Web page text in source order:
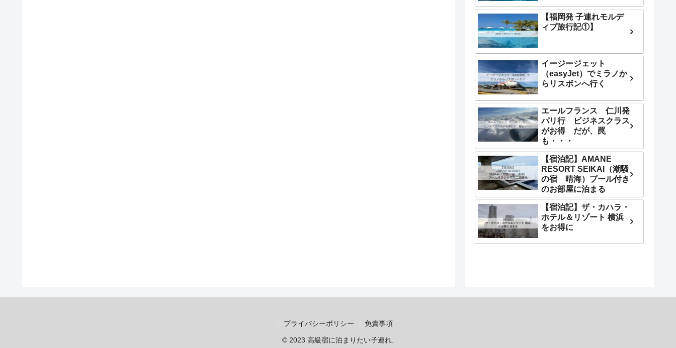
【福岡発 子連れモルデ
ィブ旅行記①】
イージージェット
（easyJet）でミラノか
らリスボンへ行く
エールフランス 仁川発
パリ行 ビジネスクラス
がお得 だが、罠
も・・・
【宿泊記】AMANE
RESORT SEIKAI（潮騒
の宿 晴海）プール付き
のお部屋に泊まる
【宿泊記】ザ・カハラ・
ホテル＆リゾート 横浜
をお得に
プライバシーポリシー 免責事項
© 2023 高級宿に泊まりたい子連れ.